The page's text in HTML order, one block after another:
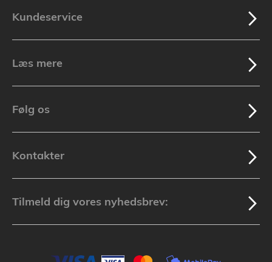
Kundeservice
Læs mere
Følg os
Kontakter
Tilmeld dig vores nyhedsbrev: